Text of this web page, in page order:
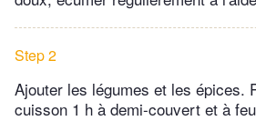
Step 2
Ajouter les légumes et les épices.
cuisson 1 h à demi-couvert et à